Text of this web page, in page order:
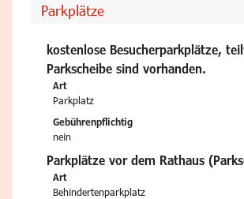
Parkplätze
kostenlose Besucherparkplätze,
Parkscheibe sind vorhanden.
Art
Parkplatz
Gebührenpflichtig
nein
Parkplätze vor dem Rathaus
Art
Behindertenparkplatz